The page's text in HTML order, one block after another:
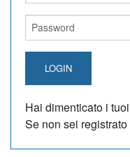
LOGIN
Hai dimenticato i
Se non sei registrato